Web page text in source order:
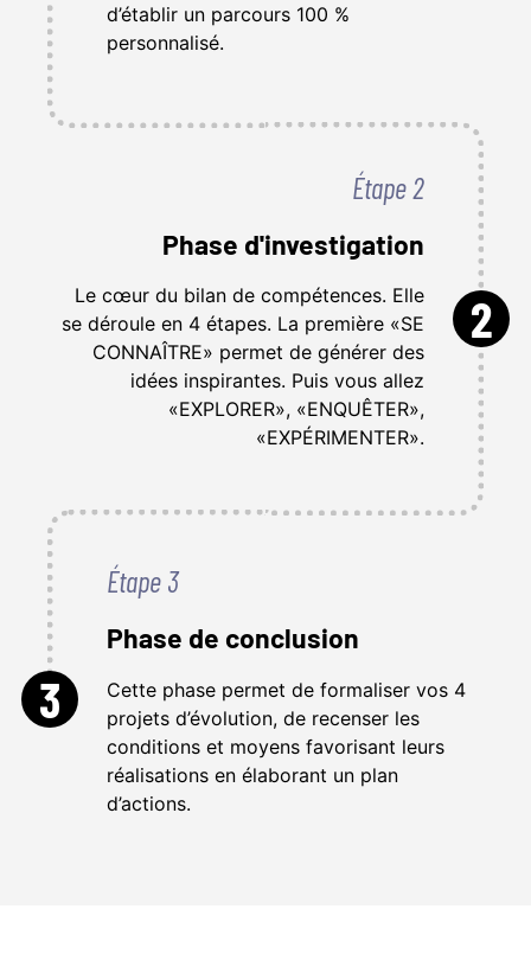
d’établir un parcours 100 %
personnalisé.
2
Étape 2
Phase d'investigation
Le cœur du bilan de compétences. Elle
se déroule en 4 étapes. La première «SE
CONNAÎTRE» permet de générer des
idées inspirantes. Puis vous allez
«EXPLORER», «ENQUÊTER»,
«EXPÉRIMENTER».
3
Étape 3
Phase de conclusion
Cette phase permet de formaliser vos 4
projets d’évolution, de recenser les
conditions et moyens favorisant leurs
réalisations en élaborant un plan
d’actions.